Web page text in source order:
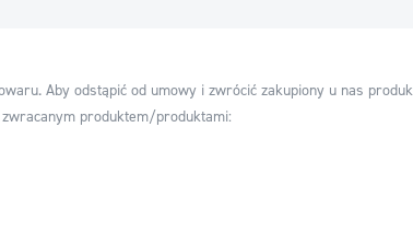
Aby odstąpić od umowy i zwrócić zakupiony u nas
produktem/produktami: